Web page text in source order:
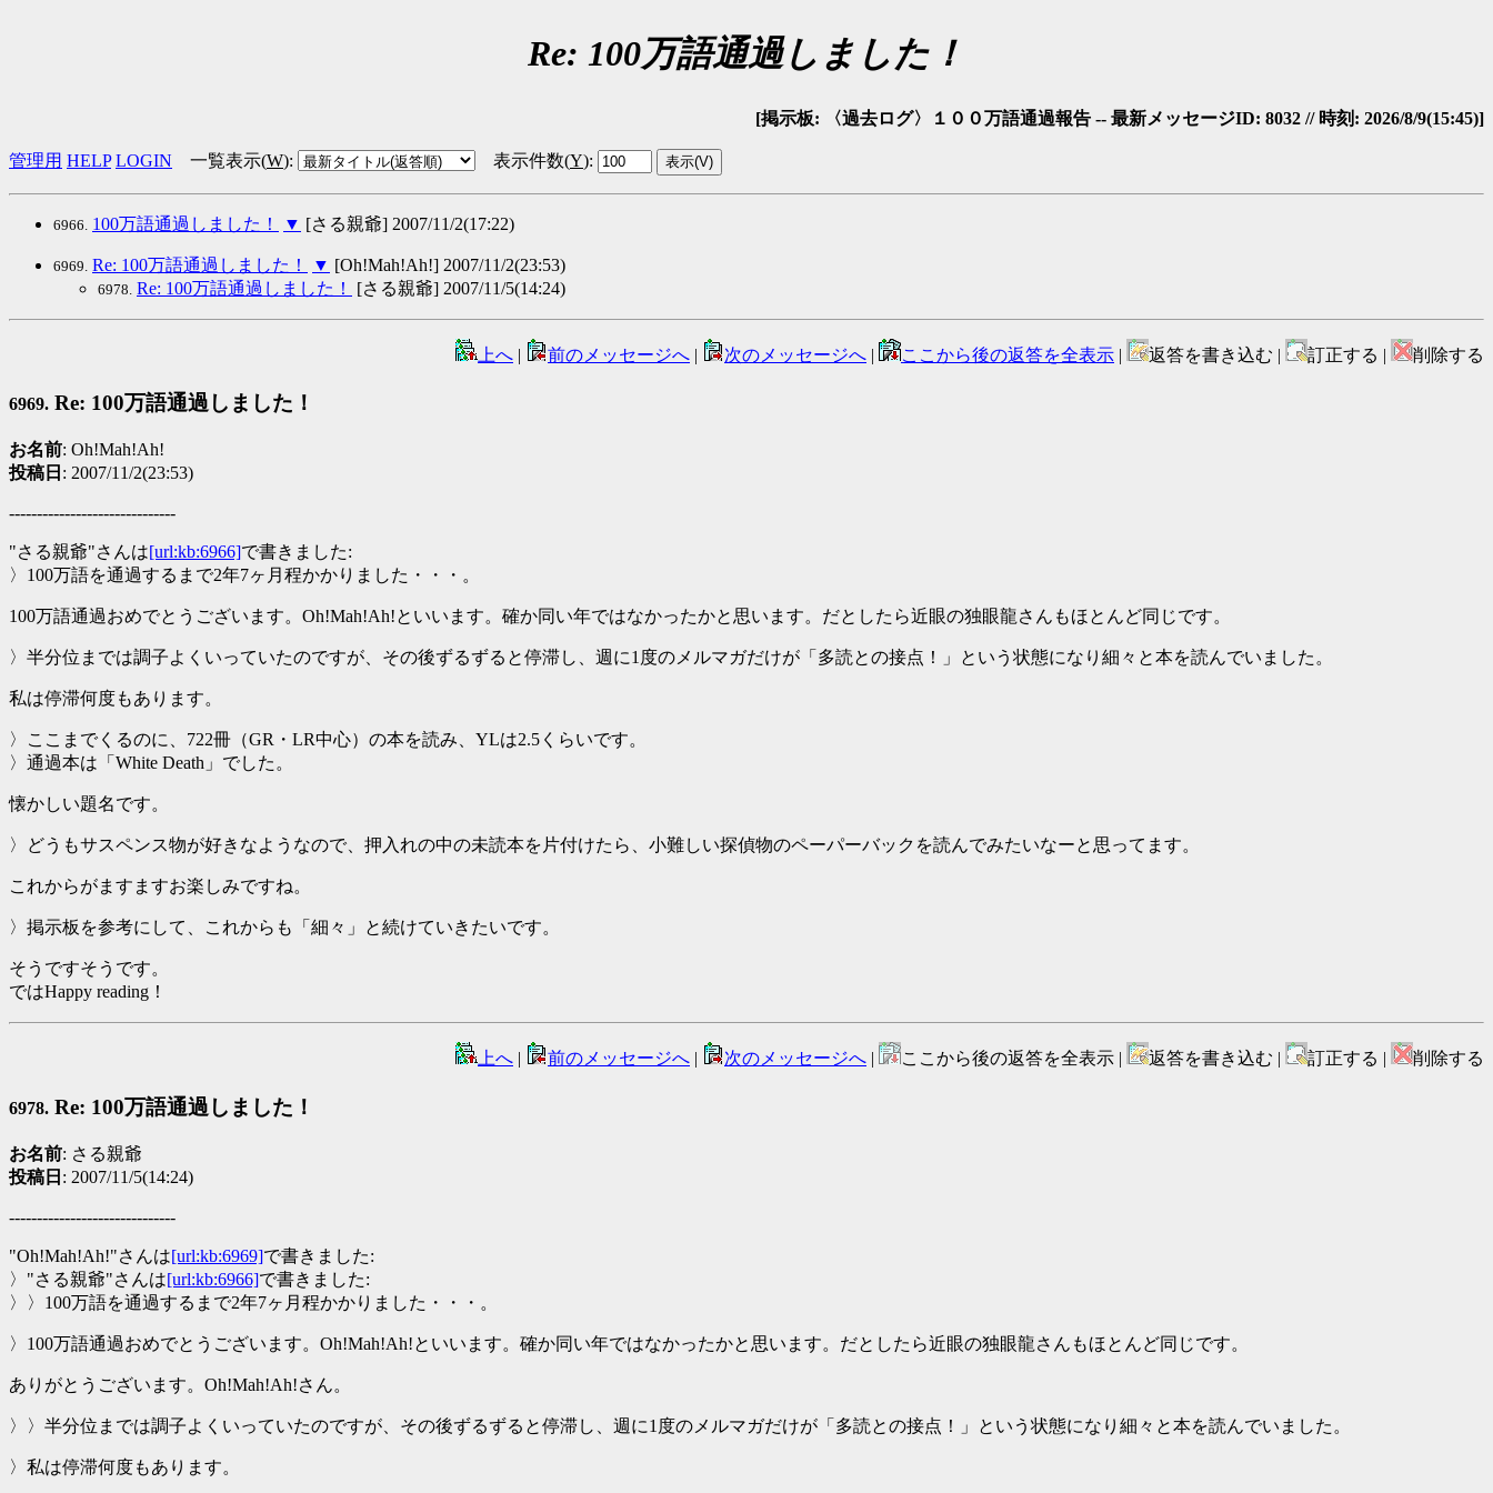
Re: 100万語通過しました！
[掲示板: 〈過去ログ〉１００万語通過報告 -- 最新メッセージID: 8032 // 時刻: 2026/8/9(15:45)]
管理用 HELP LOGIN 一覧表示(W): 表示件数(Y):
6966. 100万語通過しました！ ▼ [さる親爺] 2007/11/2(17:22)
6969. Re: 100万語通過しました！ ▼ [Oh!Mah!Ah!] 2007/11/2(23:53)
6978. Re: 100万語通過しました！ [さる親爺] 2007/11/5(14:24)
上へ | 前のメッセージへ | 次のメッセージへ | ここから後の返答を全表示 | 返答を書き込む | 訂正する | 削除する
6969. Re: 100万語通過しました！
お名前: Oh!Mah!Ah!
投稿日 : 2007/11/2(23:53)
------------------------------
"さる親爺"さんは[url:kb:6966]で書きました:
〉100万語を通過するまで2年7ヶ月程かかりました・・・。
100万語通過おめでとうございます。Oh!Mah!Ah!といいます。確か同い年ではなかったかと思います。だとしたら近眼の独眼龍さんもほとんど同じです。
〉半分位までは調子よくいっていたのですが、その後ずるずると停滞し、週に1度のメルマガだけが「多読との接点！」という状態になり細々と本を読んでいました。
私は停滞何度もあります。
〉ここまでくるのに、722冊（GR・LR中心）の本を読み、YLは2.5くらいです。
〉通過本は「White Death」でした。
懐かしい題名です。
〉どうもサスペンス物が好きなようなので、押入れの中の未読本を片付けたら、小難しい探偵物のペーパーバックを読んでみたいなーと思ってます。
これからがますますお楽しみですね。
〉掲示板を参考にして、これからも「細々」と続けていきたいです。
そうですそうです。
ではHappy reading！
上へ 前のメッセージへ 次のメッセージへ ここから後の返答を全表示 | 返答を書き込む | 訂正する | 削除する
6978. Re: 100万語通過しました！
お名前: さる親爺
投稿日 : 2007/11/5(14:24)
------------------------------
"Oh!Mah!Ah!"さんは[url:kb:6969]で書きました:
〉"さる親爺"さんは[url:kb:6966]で書きました:
〉〉100万語を通過するまで2年7ヶ月程かかりました・・・。
〉100万語通過おめでとうございます。Oh!Mah!Ah!といいます。確か同い年ではなかったかと思います。だとしたら近眼の独眼龍さんもほとんど同じです。
ありがとうございます。Oh!Mah!Ah!さん。
〉〉半分位までは調子よくいっていたのですが、その後ずるずると停滞し、週に1度のメルマガだけが「多読との接点！」という状態になり細々と本を読んでいました。
〉私は停滞何度もあります。